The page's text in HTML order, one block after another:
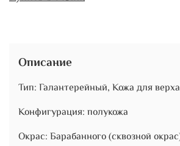
Описание
Тип: Галантерейный, Кожа для
Конфигурация: полукожа
Окрас: Барабанного (сквозной